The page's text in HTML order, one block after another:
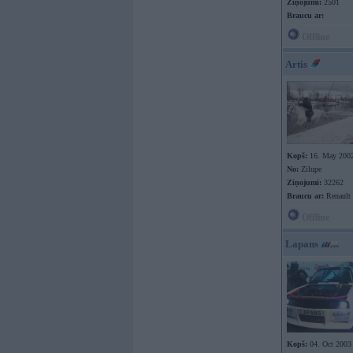
Ziņojumi: 2501
Braucu ar:
Artis
Kopš: 16. May 2002
No: Zilupe
Ziņojumi: 32262
Braucu ar: Renault
Lapans
Kopš: 04. Oct 2003